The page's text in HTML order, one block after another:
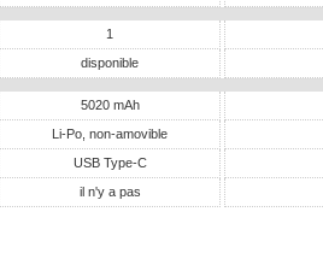
1
disponible
5020 mAh
Li-Po, non-amovible
USB Type-C
il n'y a pas